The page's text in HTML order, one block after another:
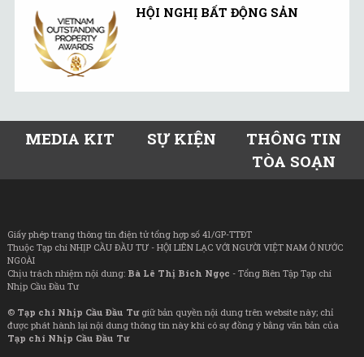
HỘI NGHỊ BẤT ĐỘNG SẢN
MEDIA KIT SỰ KIỆN
THÔNG TIN
TÒA SOẠN
Giấy phép trang thông tin điện tử tổng hợp số 41/GP-TTĐT
Thuộc Tạp chí NHỊP CẦU ĐẦU TƯ - HỘI LIÊN LẠC VỚI NGƯỜI VIỆT NAM Ở NƯỚC
NGOÀI
Chịu trách nhiệm nội dung: Bà Lê Thị Bích Ngọc - Tổng Biên Tập Tạp chí
Nhịp Cầu Đầu Tư
© Tạp chí Nhịp Cầu Đầu Tưgiữ bản quyền nội dung trên website này; chỉ
được phát hành lại nội dung thông tin này khi có sự đồng ý bằng văn bản của
Tạp chí Nhịp Cầu Đầu Tư